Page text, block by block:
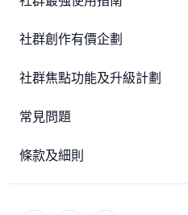
社群創作有價企劃
社群焦點功能及升級計劃
常見問題
條款及細則